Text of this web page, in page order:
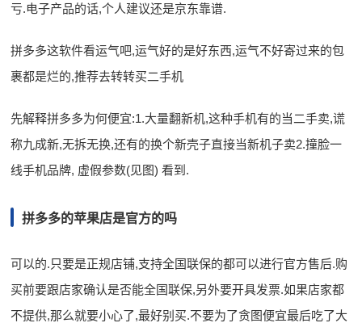
亏.电子产品的话,个人建议还是京东靠谱.
拼多多这软件看运气吧,运气好的是好东西,运气不好寄过来的包
裹都是烂的,推荐去转转买二手机
先解释拼多多为何便宜:1.大量翻新机,这种手机有的当二手卖,谎
称九成新,无拆无换,还有的换个新壳子直接当新机子卖2.撞脸一
线手机品牌, 虚假参数(见图) 看到.
拼多多的苹果店是官方的吗
可以的.只要是正规店铺,支持全国联保的都可以进行官方售后.购
买前要跟店家确认是否能全国联保,另外要开具发票.如果店家都
不提供,那么就要小心了,最好别买.不要为了贪图便宜最后吃了大